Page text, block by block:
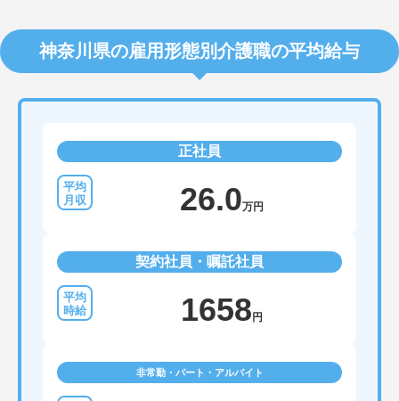
神奈川県の雇用形態別介護職の平均給与
正社員
26.0万円
契約社員・嘱託社員
1658 円
非常勤・パート・アルバイト